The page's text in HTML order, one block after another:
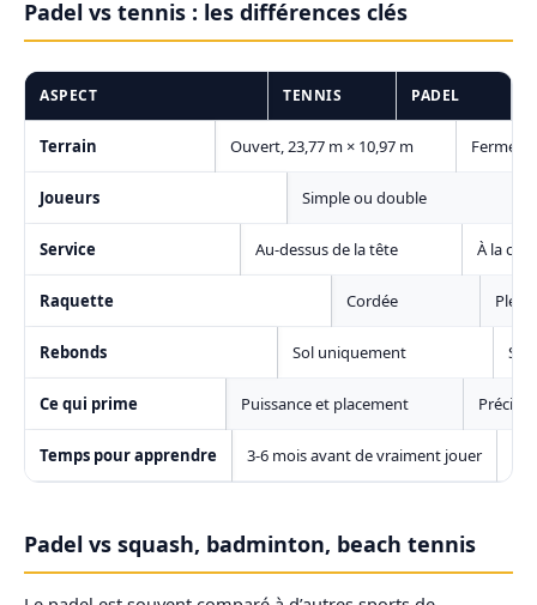
Padel vs tennis : les différences clés
ASPECT TENNIS PADEL
Terrain Ouvert, 23,77 m × 10,97 m Fermé
Joueurs Simple ou double
Service Au-dessus de la tête À la
Raquette Cordée
Rebonds Sol uniquement Sol
Ce qui prime Puissance et placement
Temps pour apprendre 3-6 mois avant de vraiment jouer
Padel vs squash, badminton, beach tennis